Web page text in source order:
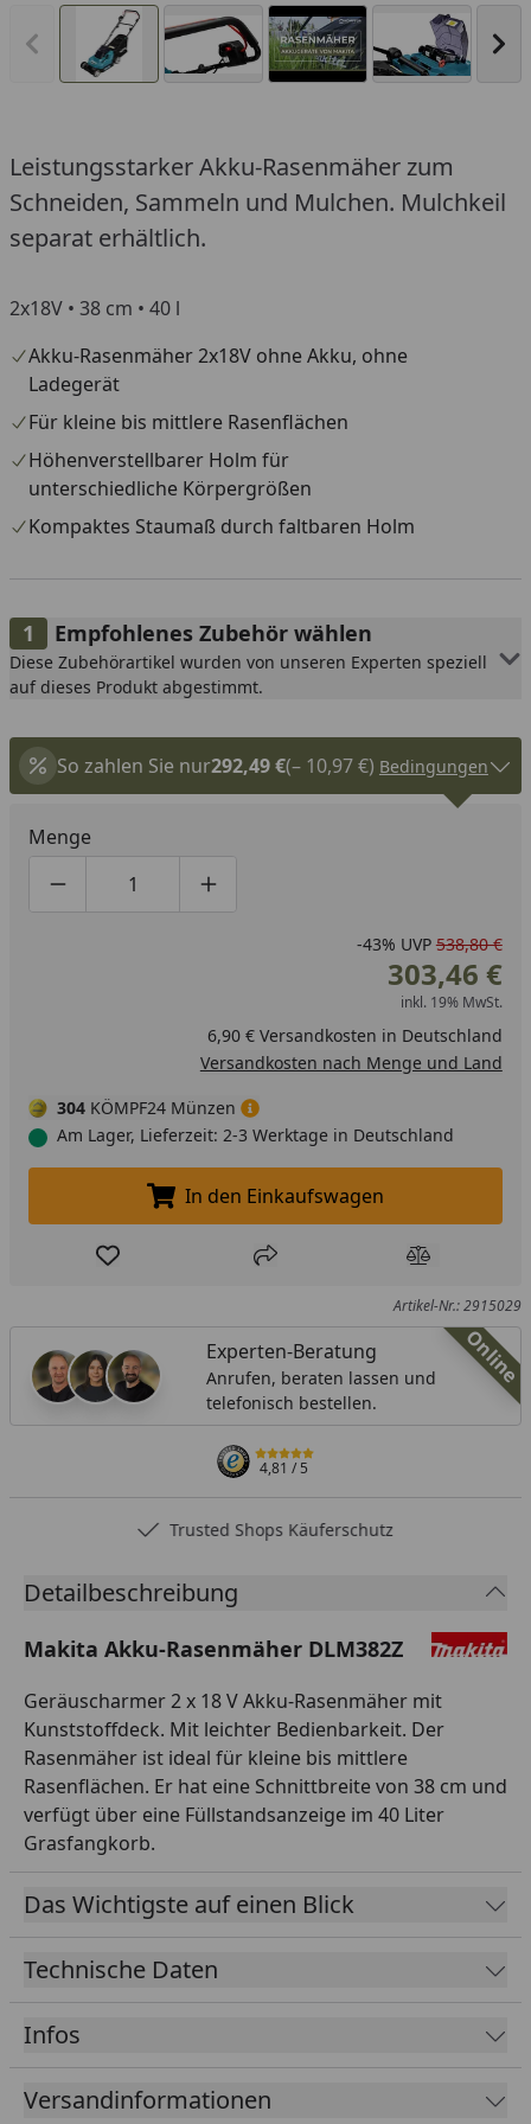
Vorheriges Bild anzeigen
Leistungsstarker Akku-Rasenmäher zum
Schneiden, Sammeln und Mulchen. Mulchkeil
separat erhältlich.
2x18V • 38 cm • 40 l
Akku-Rasenmäher 2x18V ohne Akku, ohne
Ladegerät
Für kleine bis mittlere Rasenflächen
Höhenverstellbarer Holm für
unterschiedliche Körpergrößen
Kompaktes Staumaß durch faltbaren Holm
Empfohlenes Zubehör wählen
Diese Zubehörartikel wurden von unseren Experten speziell
auf dieses Produkt abgestimmt.
So zahlen Sie nur292,49 €(– 10,97 €) Bedingungen
Menge
Produktmenge um eins verringern
Produktmenge manuell eingeben
Produktmenge um eins erhöhen
-43% UVP 538,80 €
303,46 €
inkl. 19% MwSt.
6,90 € Versandkosten in Deutschland
Versandkosten nach Menge und Land
304 KÖMPF24 Münzen
Am Lager, Lieferzeit: 2-3 Werktage in Deutschland
In den Einkaufswagen legen
In den Einkaufswagen
Produkt zur Wunschliste hinzufügen
Teilen Produkt
Artikel-Nr.: 2915029
Online
Experten-Beratung
Anrufen, beraten lassen und
telefonisch bestellen.
4,81/ 5
Trusted Shops Käuferschutz
Detailbeschreibung
Makita Akku-Rasenmäher DLM382Z
Geräuscharmer 2 x 18 V Akku-Rasenmäher mit
Kunststoffdeck. Mit leichter Bedienbarkeit. Der
Rasenmäher ist ideal für kleine bis mittlere
Rasenflächen. Er hat eine Schnittbreite von 38 cm und
verfügt über eine Füllstandsanzeige im 40 Liter
Grasfangkorb.
Das Wichtigste auf einen Blick
Technische Daten
Infos
Versandinformationen